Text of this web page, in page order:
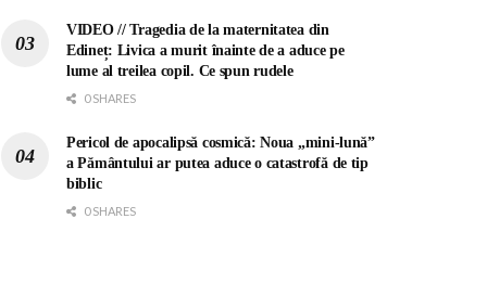
VIDEO // Tragedia de la maternitatea din
Edineț: Livica a murit înainte de a aduce pe
lume al treilea copil. Ce spun rudele
0 SHARES
Pericol de apocalipsă cosmică: Noua „mini-lună”
a Pământului ar putea aduce o catastrofă de tip
biblic
0 SHARES